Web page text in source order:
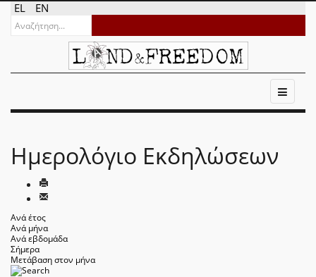
EL EN
Ημερολόγιο Εκδηλώσεων
Ανά έτος
Ανά μήνα
Ανά εβδομάδα
Σήμερα
Μετάβαση στον μήνα